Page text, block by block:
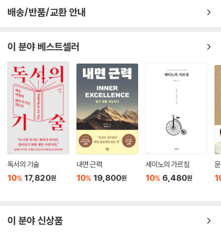
배송/반품/교환 안내
이 분야 베스트셀러
독서의 기술
10% 17,820원
내면 근력
10% 19,800원
세이노의 가르침
10% 6,480원
이 분야 신상품